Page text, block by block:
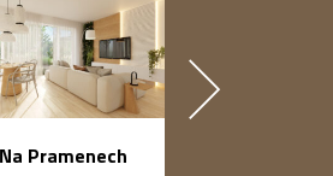
Na Pramenech